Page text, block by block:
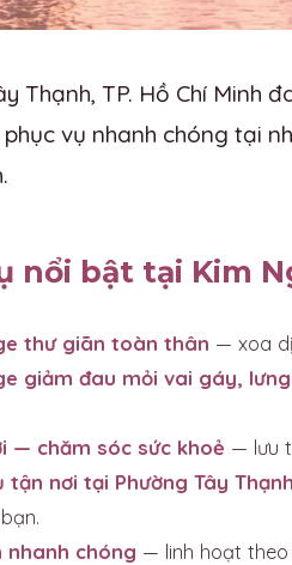
Thạnh, TP. Hồ Chí Minh
phục vụ nhanh chóng tại
nổi bật tại Kim
thư giãn toàn thân — xoa
giảm đau mỏi vai gáy,
— chăm sóc sức khoẻ — lưu
tận nơi tại Phường Tây
nhanh chóng — linh hoạt